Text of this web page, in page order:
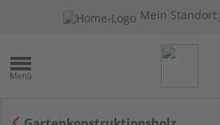
Mein Standort: